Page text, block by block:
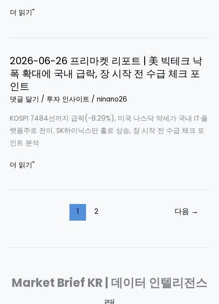
|
주
시
장
분
석
2026
6
26
일
장
마
시
장
반
성
주
더 읽기"
2026-06-26 프리마켓 리포트 | 美 빅테크 낙
폭 확대에 국내 급락, 장 시작 전 수급 체크 포
인트
댓글 달기 / 투자 인사이트 / ninano26
KOSPI 7484선까지 급락(-8.29%), 미국 나스닥 약세가 국내 IT·플
랫폼주로 전이. SK하이닉스만 홀로 상승, 장 시작 전 수급 체크 포
인트 분석
2026-
26
리
더 읽기"
1 2 다음 →
Market Brief KR | 데이터 인텔리전스